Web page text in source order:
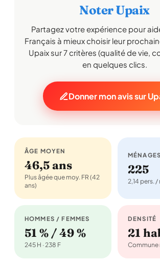
Noter Upaix
Partagez votre expérience pour
Français à mieux choisir leur
Upaix sur 7 critères (qualité de vie,
en quelques clics.
Donner mon avis sur
ÂGE MOYEN
46,5 ans
Plus âgée que moy. FR (42
ans)
MÉNAGES
225
2,14 pers.
HOMMES / FEMMES
51 % / 49 %
245 H · 238 F
DENSITÉ
21
Commune